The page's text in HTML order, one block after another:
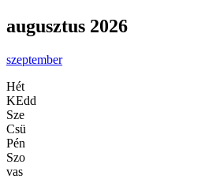
augusztus 2026
szeptember
Hét
KEdd
Sze
Csü
Pén
Szo
vas